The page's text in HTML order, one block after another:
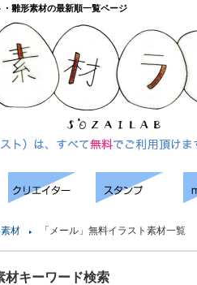
・雛形素材の最新順一覧ページ
材 「メール」無料イラスト素材一覧
材キーワード検索